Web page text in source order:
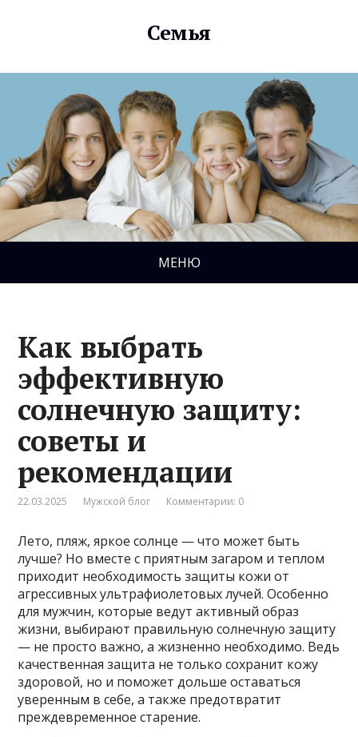
Семья
МЕНЮ
Как выбрать
эффективную
солнечную защиту:
советы и
рекомендации
22.03.2025 Мужской блог Комментарии: 0
Лето, пляж, яркое солнце — что может быть
лучше? Но вместе с приятным загаром и теплом
приходит необходимость защиты кожи от
агрессивных ультрафиолетовых лучей. Особенно
для мужчин, которые ведут активный образ
жизни, выбирают правильную солнечную защиту
— не просто важно, а жизненно необходимо. Ведь
качественная защита не только сохранит кожу
здоровой, но и поможет дольше оставаться
уверенным в себе, а также предотвратит
преждевременное старение.